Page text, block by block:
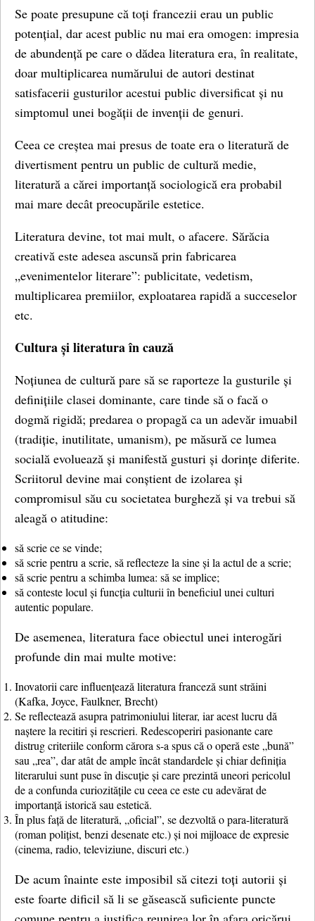
Se poate presupune că toți francezii erau un public
potențial, dar acest public nu mai era omogen: impresia
de abundență pe care o dădea literatura era, în realitate,
doar multiplicarea numărului de autori destinat
satisfacerii gusturilor acestui public diversificat și nu
simptomul unei bogății de invenții de genuri.
Ceea ce creștea mai presus de toate era o literatură de
divertisment pentru un public de cultură medie,
literatură a cărei importanță sociologică era probabil
mai mare decât preocupările estetice.
Literatura devine, tot mai mult, o afacere. Sărăcia
creativă este adesea ascunsă prin fabricarea
„evenimentelor literare”: publicitate, vedetism,
multiplicarea premiilor, exploatarea rapidă a succeselor
etc.
Cultura și literatura în cauză
Noțiunea de cultură pare să se raporteze la gusturile și
definițiile clasei dominante, care tinde să o facă o
dogmă rigidă; predarea o propagă ca un adevăr imuabil
(tradiție, inutilitate, umanism), pe măsură ce lumea
socială evoluează și manifestă gusturi și dorințe diferite.
Scriitorul devine mai conștient de izolarea și
compromisul său cu societatea burgheză și va trebui să
aleagă o atitudine:
să scrie ce se vinde;
să scrie pentru a scrie, să reflecteze la sine și la actul de a scrie;
să scrie pentru a schimba lumea: să se implice;
să conteste locul și funcția culturii în beneficiul unei culturi
autentic populare.
De asemenea, literatura face obiectul unei interogări
profunde din mai multe motive:
Inovatorii care influențează literatura franceză sunt străini
(Kafka, Joyce, Faulkner, Brecht)
Se reflectează asupra patrimoniului literar, iar acest lucru dă
naștere la recitiri și rescrieri. Redescoperiri pasionante care
distrug criteriile conform cărora s-a spus că o operă este „bună”
sau „rea”, dar atât de ample încât standardele și chiar definiția
literarului sunt puse în discuție și care prezintă uneori pericolul
de a confunda curiozitățile cu ceea ce este cu adevărat de
importanță istorică sau estetică.
În plus față de literatură, „oficial”, se dezvoltă o para-literatură
(roman polițist, benzi desenate etc.) și noi mijloace de expresie
(cinema, radio, televiziune, discuri etc.)
De acum înainte este imposibil să citezi toți autorii și
este foarte dificil să li se găsească suficiente puncte